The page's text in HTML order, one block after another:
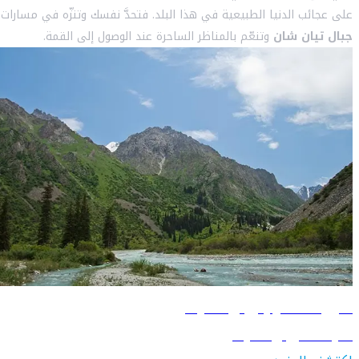
على عجائب الدنيا الطبيعية في هذا البلد. فتحدَّ نفسك وتنزّه في مسارات
جبال تيان شان وتنعّم بالمناظر الساحرة عند الوصول إلى القمة.
دليل السفر إلى بيشكيك
تعرّف على بيشكيك